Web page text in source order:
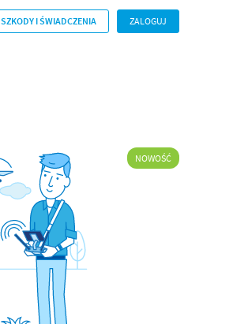
SZKODY I ŚWIADCZENIA ZALOGUJ
NOWOŚĆ